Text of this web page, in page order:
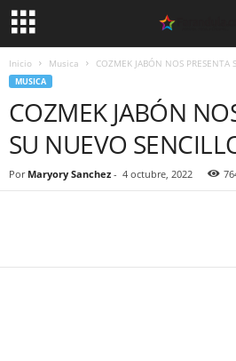
Inicio Musica COZMEK JABÓN NOS PRESENTA
MUSICA
COZMEK JABÓN
SU NUEVO
Por Maryory Sanchez - 4 octubre, 2022